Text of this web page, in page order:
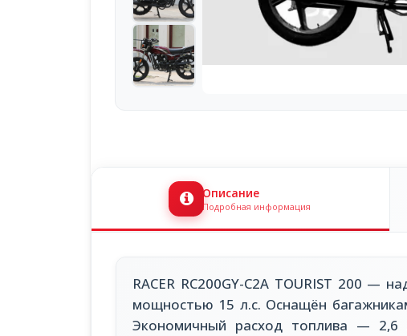
Описание
Подробная информация
RACER RC200GY-C2A TOURIST 200 —
мощностью 15 л.с. Оснащён
Экономичный расход топлива —